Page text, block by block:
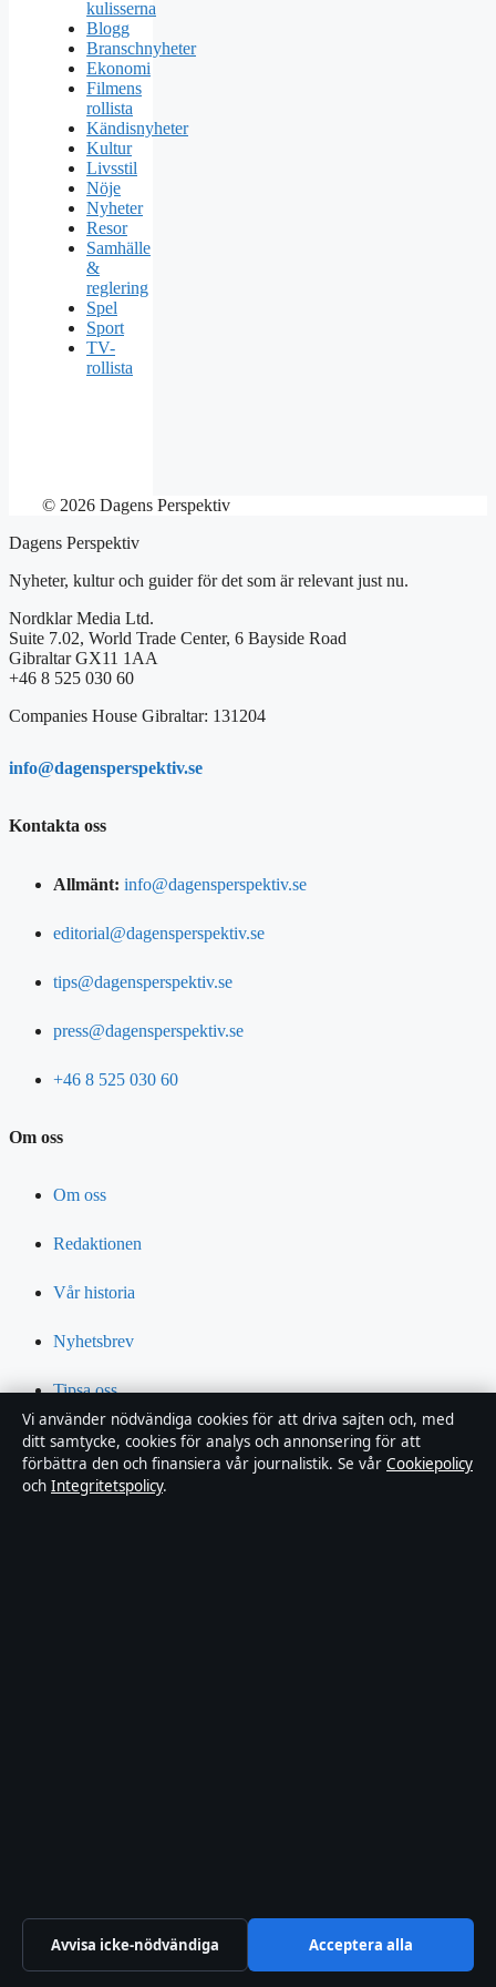
kulisserna
Blogg
Branschnyheter
Ekonomi
Filmens
rollista
Kändisnyheter
Kultur
Livsstil
Nöje
Nyheter
Resor
Samhälle
&
reglering
Spel
Sport
TV-
rollista
© 2026 Dagens Perspektiv
Dagens Perspektiv
Nyheter, kultur och guider för det som är relevant just nu.
Nordklar Media Ltd.
Suite 7.02, World Trade Center, 6 Bayside Road
Gibraltar GX11 1AA
+46 8 525 030 60
Companies House Gibraltar: 131204
info@dagensperspektiv.se
Kontakta oss
Allmänt: info@dagensperspektiv.se
editorial@dagensperspektiv.se
tips@dagensperspektiv.se
press@dagensperspektiv.se
+46 8 525 030 60
Om oss
Om oss
Redaktionen
Vår historia
Nyhetsbrev
Tipsa oss
Kontakt
RSS-flöde
Sektioner
Vi använder nödvändiga cookies för att driva sajten och, med
ditt samtycke, cookies för analys och annonsering för att
förbättra den och finansiera vår journalistik. Se vår Cookiepolicy
och Integritetspolicy.
Avvisa icke-nödvändiga Acceptera alla